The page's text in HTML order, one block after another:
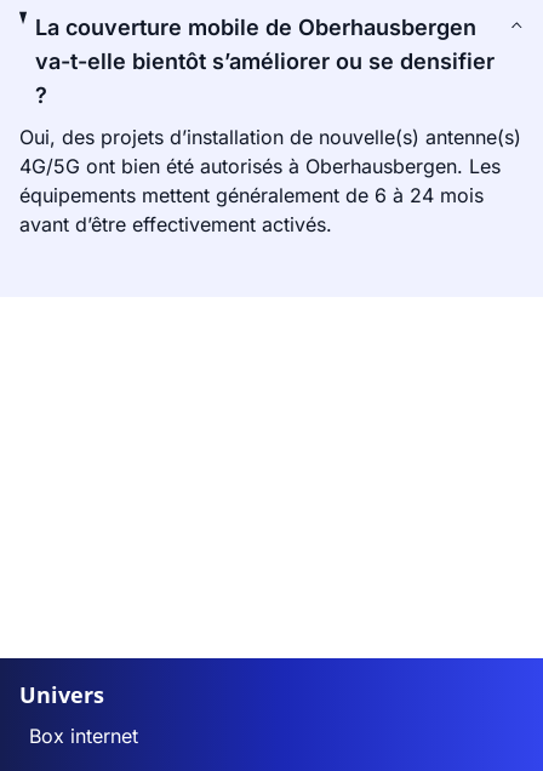
La couverture mobile de Oberhausbergen
va-t-elle bientôt s’améliorer ou se densifier
?
Oui, des projets d’installation de nouvelle(s) antenne(s)
4G/5G ont bien été autorisés à Oberhausbergen. Les
équipements mettent généralement de 6 à 24 mois
avant d’être effectivement activés.
Univers
Box internet